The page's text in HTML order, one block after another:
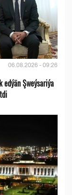
06.08.2026 - 09:26
Şweýsariýa